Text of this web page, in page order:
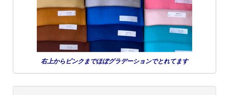
右上からピンクまでほぼグラデーションでとれてます